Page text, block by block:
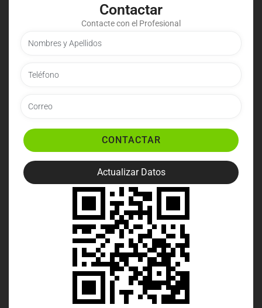
Contactar
Contacte con el Profesional
CONTACTAR
Actualizar Datos